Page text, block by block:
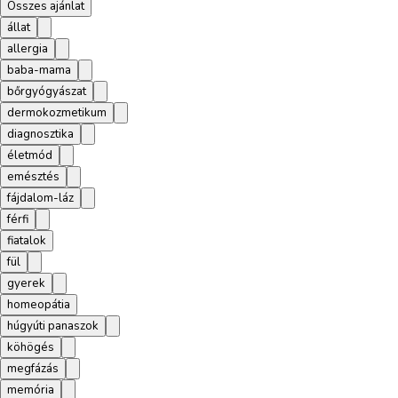
Összes ajánlat
állat
allergia
baba-mama
bőrgyógyászat
dermokozmetikum
diagnosztika
életmód
emésztés
fájdalom-láz
férfi
fiatalok
fül
gyerek
homeopátia
húgyúti panaszok
köhögés
megfázás
memória